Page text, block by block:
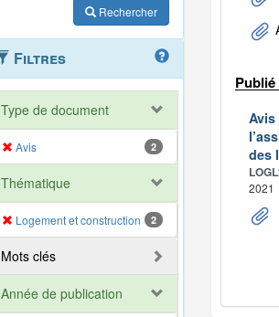
Rechercher
Filtres
Type de document
Avis 2
Thématique
Logement et construction 2
Mots clés
Année de publication
Publié
Avis
des
2021